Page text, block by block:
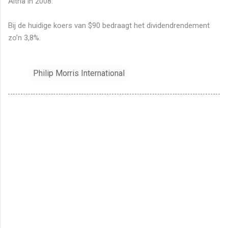
Bij de huidige koers van $90 bedraagt het dividendrendement
zo’n 3,8%.
Philip Morris International